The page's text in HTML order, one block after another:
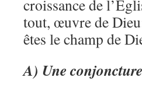
croissance de
tout, œuvre de
êtes le champ de
A) Une